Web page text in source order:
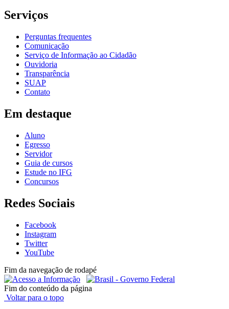
Serviços
Perguntas frequentes
Comunicação
Serviço de Informação ao Cidadão
Ouvidoria
Transparência
SUAP
Contato
Em destaque
Aluno
Egresso
Servidor
Guia de cursos
Estude no IFG
Concursos
Redes Sociais
Facebook
Instagram
Twitter
YouTube
Fim da navegação de rodapé
Fim do conteúdo da página
Voltar para o topo